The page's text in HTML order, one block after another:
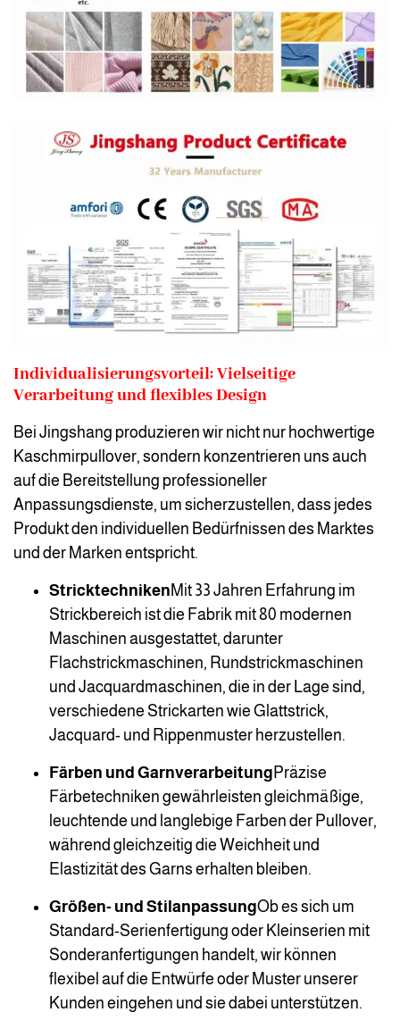
Individualisierungsvorteil: Vielseitige
Verarbeitung und flexibles Design
Bei Jingshang produzieren wir nicht nur hochwertige
Kaschmirpullover, sondern konzentrieren uns auch
auf die Bereitstellung professioneller
Anpassungsdienste, um sicherzustellen, dass jedes
Produkt den individuellen Bedürfnissen des Marktes
und der Marken entspricht.
StricktechnikenMit 33 Jahren Erfahrung im
Strickbereich ist die Fabrik mit 80 modernen
Maschinen ausgestattet, darunter
Flachstrickmaschinen, Rundstrickmaschinen
und Jacquardmaschinen, die in der Lage sind,
verschiedene Strickarten wie Glattstrick,
Jacquard- und Rippenmuster herzustellen.
Färben und Garnverarbeitung Präzise
Färbetechniken gewährleisten gleichmäßige,
leuchtende und langlebige Farben der Pullover,
während gleichzeitig die Weichheit und
Elastizität des Garns erhalten bleiben.
Größen- und StilanpassungOb es sich um
Standard-Serienfertigung oder Kleinserien mit
Sonderanfertigungen handelt, wir können
flexibel auf die Entwürfe oder Muster unserer
Kunden eingehen und sie dabei unterstützen.